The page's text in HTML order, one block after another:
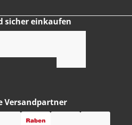
sicher einkaufen
Versandpartner